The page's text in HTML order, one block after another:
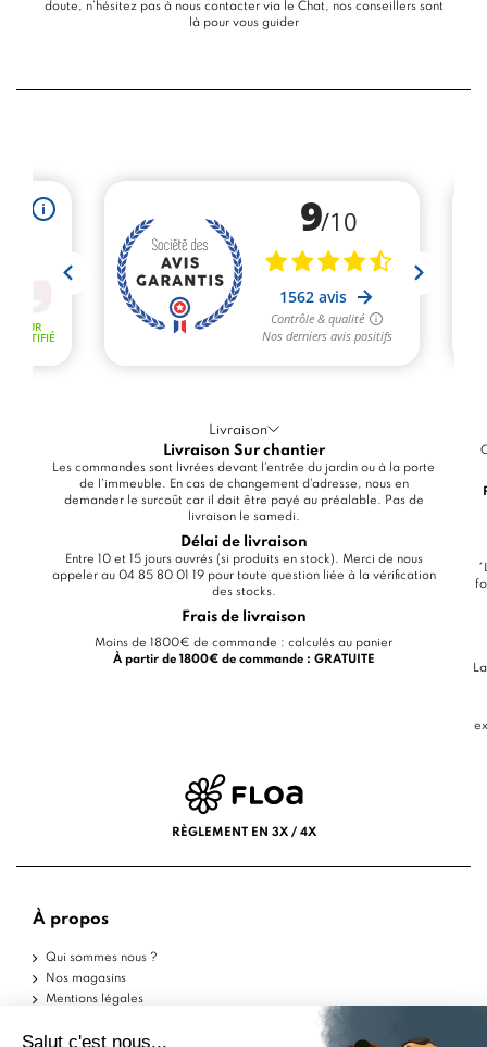
doute, n’hésitez pas à nous contacter via le Chat, nos conseillers sont
là pour vous guider
Livraison
Livraison Sur chantier
Les commandes sont livrées devant l'entrée du jardin ou à la porte
de l'immeuble. En cas de changement d'adresse, nous en
demander le surcoût car il doit être payé au préalable. Pas de
livraison le samedi.
Délai de livraison
Entre 10 et 15 jours ouvrés (si produits en stock). Merci de nous
appeler au 04 85 80 01 19 pour toute question liée à la vérification
des stocks.
Frais de livraison
Moins de 1800€ de commande : calculés au panier
À partir de 1800€ de commande : GRATUITE
RÈGLEMENT EN 3X / 4X
À propos
Qui sommes nous ?
Nos magasins
Mentions légales
Politique de confidentialité